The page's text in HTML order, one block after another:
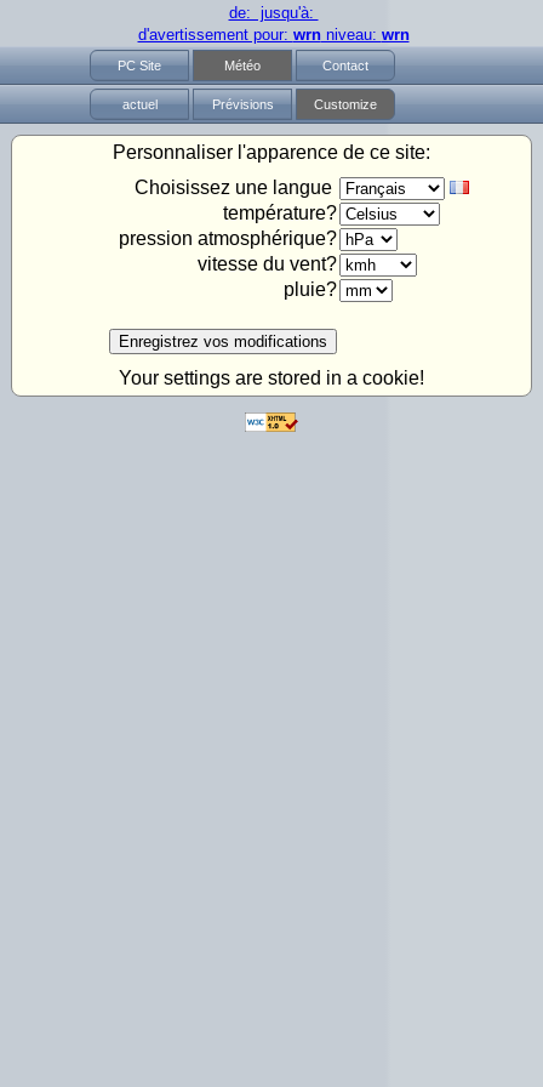
de: jusqu'à:
d'avertissement pour: wrnniveau: wrn
PC Site Météo Contact
actuel Prévisions Customize
Personnaliser l'apparence de ce site:
Choisissez une langue
température?
pression atmosphérique?
vitesse du vent?
pluie?
Enregistrez vos modifications
Your settings are stored in a cookie!